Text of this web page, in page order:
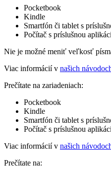
Pocketbook
Kindle
Smartfón či tablet s
Počítač s príslušnou
Nie je možné meniť veľkosť
Viac informácií v našich
Prečítate na zariadeniach:
Pocketbook
Kindle
Smartfón či tablet s
Počítač s príslušnou
Viac informácií v našich
Prečítate na: